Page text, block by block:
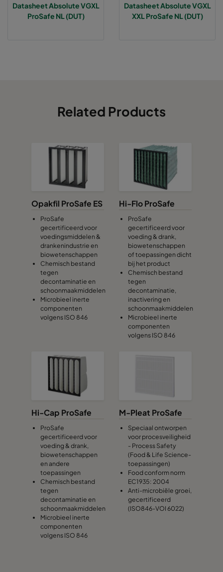
Datasheet Absolute VGXL
ProSafe NL (DUT)
Datasheet Absolute VGXL
XXL ProSafe NL (DUT)
Related Products
Opakfil ProSafe ES
ProSafe
gecertificeerd voor
voedingsmiddelen &
drankenindustrie en
biowetenschappen
Chemisch bestand
tegen
decontaminatie en
schoonmaakmiddelen
Microbieel inerte
componenten
volgens ISO 846
Hi-Flo ProSafe
ProSafe
gecertificeerd voor
voeding & drank,
biowetenschappen
of toepassingen dicht
bij het product
Chemisch bestand
tegen
decontaminatie,
inactivering en
schoonmaakmiddelen
Microbieel inerte
componenten
volgens ISO 846
Hi-Cap ProSafe
ProSafe
gecertificeerd voor
voeding & drank,
biowetenschappen
en andere
toepassingen
Chemisch bestand
tegen
decontaminatie en
schoonmaakmiddelen
Microbieel inerte
componenten
volgens ISO 846
M-Pleat ProSafe
Speciaal ontworpen
voor procesveiligheid
- Process Safety
(Food & Life Science-
toepassingen)
Food conform norm
EC1935: 2004
Anti-microbiële groei,
gecertificeerd
(ISO846-VOI 6022)